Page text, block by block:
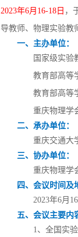
2023年6月16-18日 ，
导教师、物理实验教
一、主办单位：
国家级实验教
教育部高等学
教育部高等学
重庆物理学会
二、承办单位：
重庆交通大
三、协办单位：
重庆物理学会
四、会议时间及
2023年6月16-
五、会议主要内
1、全国实验